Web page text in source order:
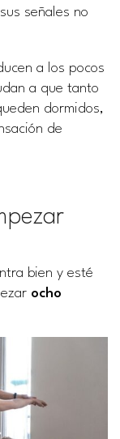
señales no
a los pocos
a que tanto
dormidos,
de
bien y esté
ocho